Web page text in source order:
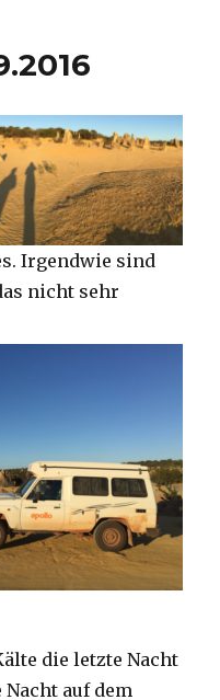
Irgendwie sind
nicht sehr
die letzte Nacht
auf dem